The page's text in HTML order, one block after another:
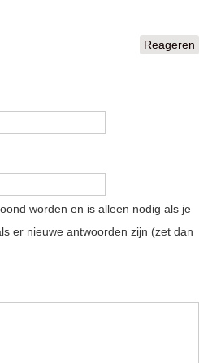
Reageren
worden en is alleen nodig als je
er nieuwe antwoorden zijn (zet dan